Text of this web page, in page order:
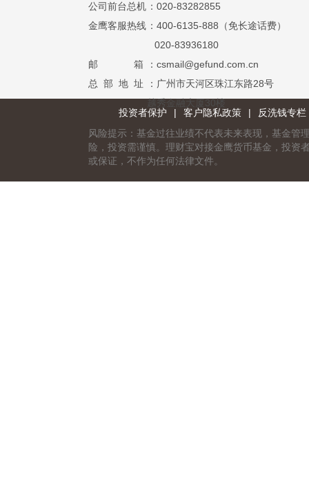
公司前台总机 ：020-83282855
金鹰客服热线 ：400-6135-888（免长途话费）
020-83936180
邮 箱
：csmail@gefund.com.cn
总 部 地 址
：广州市天河区珠江东路28号
越秀金融大厦30楼
投资者保护
| 客户隐私政策 |
反洗钱专栏
风险提示：基金过往业绩不代表未来表现，基金管
险，投资需谨慎。理财宝对接金鹰货币基金，投资
或保证，不作为任何法律文件。